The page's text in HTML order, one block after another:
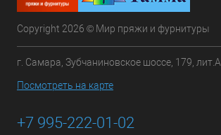
Copyright 2026 © Мир пряжи и фурнитуры
г. Самара, Зубчаниновское шоссе, 179, лит.А
Посмотреть на карте
+7 995-222-01-02